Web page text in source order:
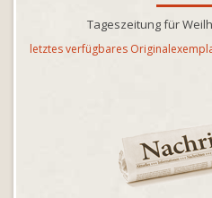
Tageszeitung für
letztes verfügbares